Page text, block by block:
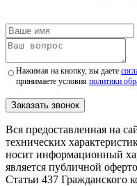
Нажимая на кнопку, вы даете
принимаете условияполитики
Заказать звонок
Вся предоставленная на
технических
носит информационный
является публичной
Статьи 437 Гражданского